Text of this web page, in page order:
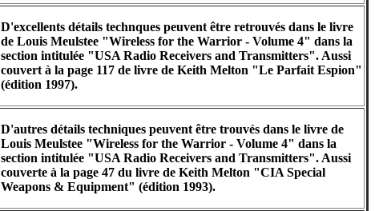
D'excellents détails technques peuvent être retrouvés dans le livre
de Louis Meulstee "Wireless for the Warrior - Volume 4" dans la
section intitulée "USA Radio Receivers and Transmitters". Aussi
couvert à la page 117 de livre de Keith Melton "Le Parfait Espion"
(édition 1997).
D'autres détails techniques peuvent être trouvés dans le livre de
Louis Meulstee "Wireless for the Warrior - Volume 4" dans la
section intitulée "USA Radio Receivers and Transmitters". Aussi
couverte à la page 47 du livre de Keith Melton "CIA Special
Weapons & Equipment" (édition 1993).